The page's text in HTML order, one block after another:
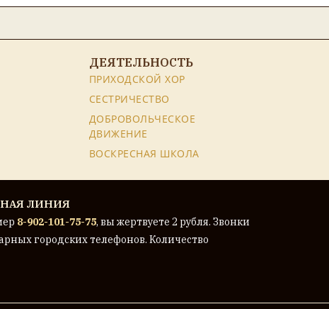
ДЕЯТЕЛЬНОСТЬ
ПРИХОДСКОЙ ХОР
СЕСТРИЧЕСТВО
ДОБРОВОЛЬЧЕСКОЕ
ДВИЖЕНИЕ
ВОСКРЕСНАЯ ШКОЛА
ЛИНИЯ
8-902-101-75-75, вы жертвуете 2 рубля. Звонки
городских телефонов. Количество